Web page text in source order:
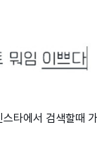
타에서 검색할때